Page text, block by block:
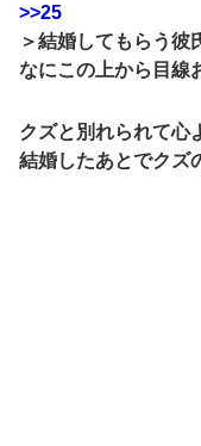
>>25
＞結婚してもらう彼
なにこの上から目線
クズと別れられて心
結婚したあとでクズ